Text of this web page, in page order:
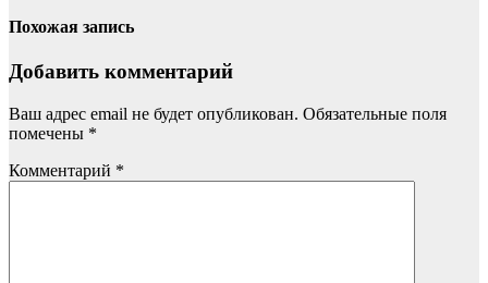
Похожая запись
Добавить комментарий
Ваш адрес email не будет опубликован. Обязательные поля
помечены *
Комментарий *